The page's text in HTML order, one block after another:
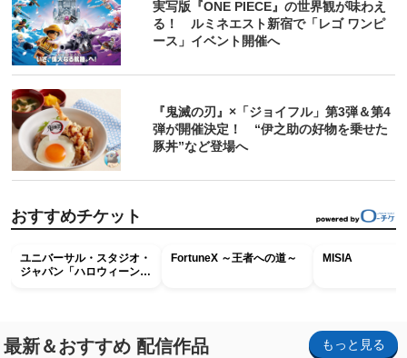
実写版『ONE PIECE』の世界観が味わえ
る！ ルミネエスト新宿で「レゴ ワンピ
ース」イベント開催へ
『鬼滅の刃』×「ジョイフル」第3弾＆第4
弾が開催決定！ “伊之助の好物を乗せた
豚丼”など登場へ
おすすめチケット
ユニバーサル・スタジオ・
ジャパン「ハロウィーン・
FortuneX ～王者への道～ MISIA
最新＆おすすめ 配信作品 もっと見る